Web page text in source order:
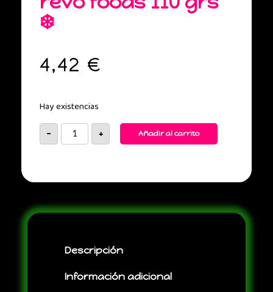
❄️
4,42 €
Hay existencias
- + Añadir al carrito
Descripción
Información adicional